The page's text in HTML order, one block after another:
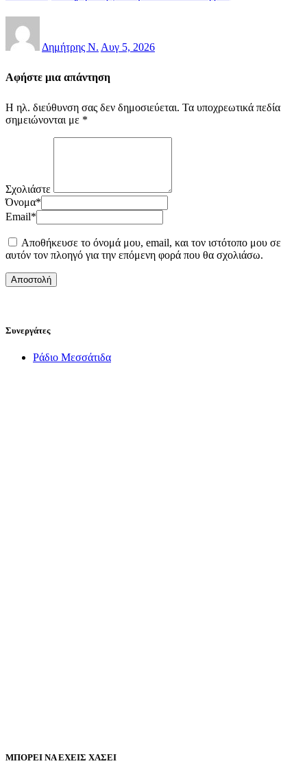
Δημήτρης Ν. Αυγ 5, 2026
Αφήστε μια απάντηση
Η ηλ. διεύθυνση σας δεν δημοσιεύεται. Τα υποχρεωτικά πεδία
σημειώνονται με *
Σχολιάστε
Όνομα*
Email*
Αποθήκευσε το όνομά μου, email, και τον ιστότοπο μου σε
αυτόν τον πλοηγό για την επόμενη φορά που θα σχολιάσω.
Συνεργάτες
Ράδιο Μεσσάτιδα
ΜΠΟΡΕΙ ΝΑ ΕΧΕΙΣ ΧΑΣΕΙ